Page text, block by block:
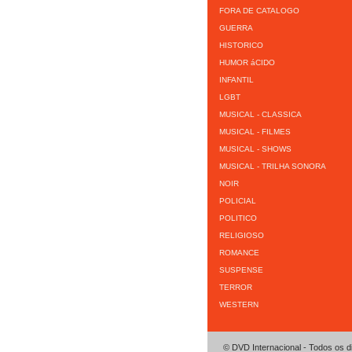
FORA DE CATALOGO
GUERRA
HISTORICO
HUMOR áCIDO
INFANTIL
LGBT
MUSICAL - CLASSICA
MUSICAL - FILMES
MUSICAL - SHOWS
MUSICAL - TRILHA SONORA
NOIR
POLICIAL
POLITICO
RELIGIOSO
ROMANCE
SUSPENSE
TERROR
WESTERN
© DVD Internacional - Todos os